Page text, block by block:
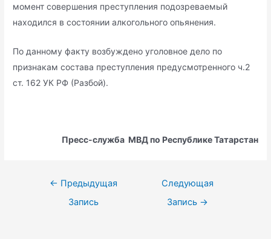
момент совершения преступления подозреваемый
находился в состоянии алкогольного опьянения.
По данному факту возбуждено уголовное дело по
признакам состава преступления предусмотренного ч.2
ст. 162 УК РФ (Разбой).
Пресс-служба МВД по Республике Татарстан
Навигация
← Предыдущая
Запись
Следующая
Запись →